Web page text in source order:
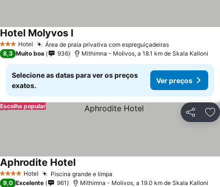
3 EstrelasHotel Área de praia privativa com espreguiçadeiras
Hotel Molyvos I
8,3 Muito boa 936 Mithimna - Molivos, a 18.1 km de Skala Kalloni
Selecione as datas para ver os preços
exatos.
Ver preços
Partilhar
Escolha popular
4 EstrelasHotel Piscina grande e limpa
Aphrodite Hotel
9,0 Excelente 961 Mithimna - Molivos, a 19.0 km de Skala Kalloni